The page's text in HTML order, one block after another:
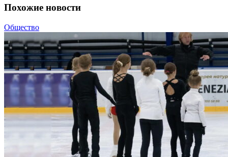
Похожие новости
Общество